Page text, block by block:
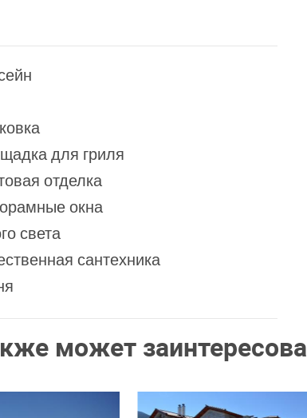
для гриля
отделка
окна
света
сантехника
может